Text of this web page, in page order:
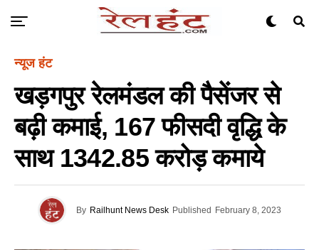
न्यूज हंट
खड़गपुर रेलमंडल की पैसेंजर से
बढ़ी कमाई, 167 फीसदी वृद्धि के
साथ 1342.85 करोड़ कमाये
By Railhunt News Desk Published February 8, 2023